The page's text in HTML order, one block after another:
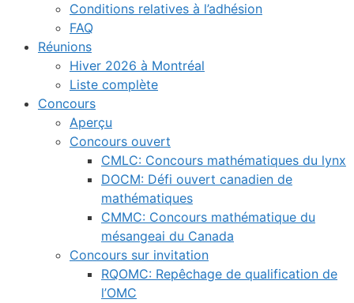
Conditions relatives à l’adhésion
FAQ
Réunions
Hiver 2026 à Montréal
Liste complète
Concours
Aperçu
Concours ouvert
CMLC: Concours mathématiques du lynx
DOCM: Défi ouvert canadien de
mathématiques
CMMC: Concours mathématique du
mésangeai du Canada
Concours sur invitation
RQOMC: Repêchage de qualification de
l’OMC